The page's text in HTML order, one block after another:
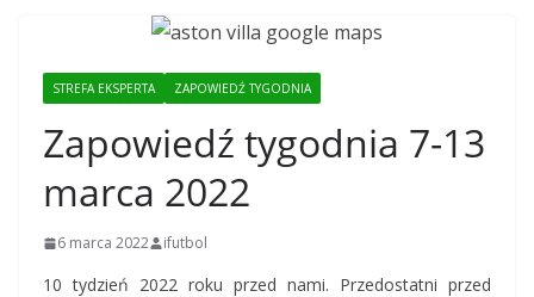
STREFA EKSPERTA ZAPOWIEDŹ TYGODNIA
Zapowiedź tygodnia 7-13
marca 2022
6 marca 2022 ifutbol
10 tydzień 2022 roku przed nami. Przedostatni przed